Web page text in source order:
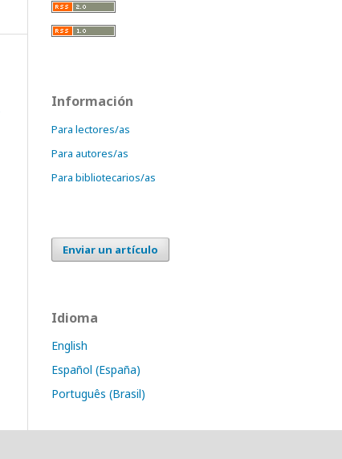
Información
Para lectores/as
Para autores/as
Para bibliotecarios/as
Enviar un artículo
Idioma
English
Español (España)
Português (Brasil)